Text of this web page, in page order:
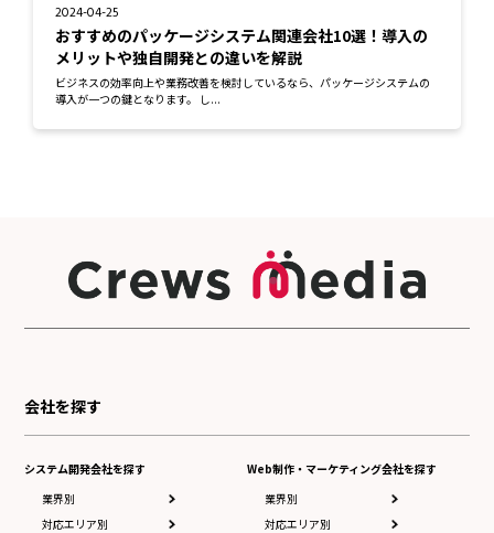
2024-04-25
おすすめのパッケージシステム関連会社10選！導入の
メリットや独自開発との違いを解説
ビジネスの効率向上や業務改善を検討しているなら、パッケージシステムの
導入が一つの鍵となります。 し...
会社を探す
システム開発会社を探す
業界別
対応エリア別
Web制作・マーケティング会社を探す
業界別
対応エリア別